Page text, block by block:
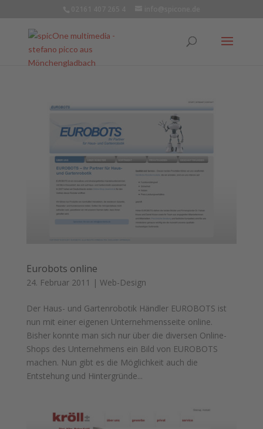
Eurobots online
24. Februar 2011 | Web-Design
Der Haus- und Gartenrobotik Händler EUROBOTS ist
nun mit einer eigenen Unternehmensseite online.
Bisher konnte man sich nur über die diversen Online-
Shops des Unternehmens ein Bild von EUROBOTS
machen. Nun gibt es die Möglichkeit auch die
Entstehung und Hintergründe...